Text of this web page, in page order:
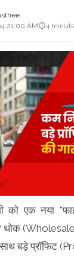
AM
4
को एक नया
(Wholesale)
बड़े प्रॉफिट